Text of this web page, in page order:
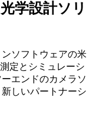
学設計ソリ
ソフトウェアの米
定とシミュレーシ
エンドのカメラソ
しいパートナーシ